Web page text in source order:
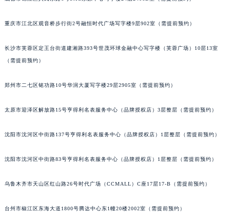
重庆市江北区观音桥步行街2号融恒时代广场写字楼9层902室（需提前预约）
长沙市芙蓉区定王台街道建湘路393号世茂环球金融中心写字楼（芙蓉广场）10层13室
（需提前预约）
郑州市二七区铭功路10号华润大厦写字楼29层2905室（需提前预约）
太原市迎泽区解放路15号亨得利名表服务中心（品牌授权店）3层整层（需提前预约）
沈阳市沈河区中街路137号亨得利名表服务中心（品牌授权店）1层整层（需提前预约）
沈阳市沈河区中街路83号亨得利名表服务中心（品牌授权店）1层整层（需提前预约）
乌鲁木齐市天山区红山路26号时代广场（CCMALL）C座17层17-B（需提前预约）
台州市椒江区东海大道1800号腾达中心东1幢20楼2002室（需提前预约）